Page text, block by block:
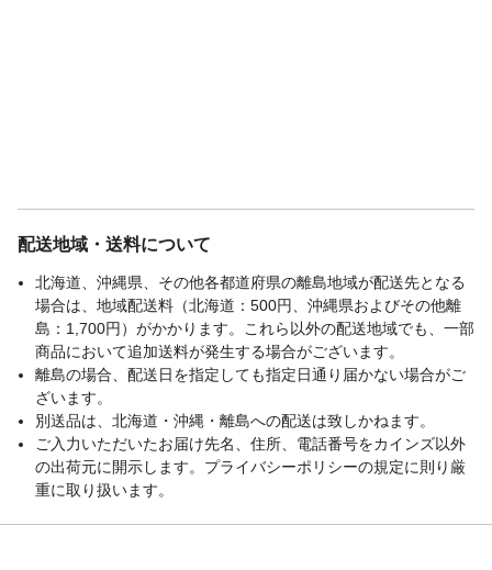
配送地域・送料について
北海道、沖縄県、その他各都道府県の離島地域が配送先となる
場合は、地域配送料（北海道：500円、沖縄県およびその他離
島：1,700円）がかかります。これら以外の配送地域でも、一部
商品において追加送料が発生する場合がございます。
離島の場合、配送日を指定しても指定日通り届かない場合がご
ざいます。
別送品は、北海道・沖縄・離島への配送は致しかねます。
ご入力いただいたお届け先名、住所、電話番号をカインズ以外
の出荷元に開示します。プライバシーポリシーの規定に則り厳
重に取り扱います。